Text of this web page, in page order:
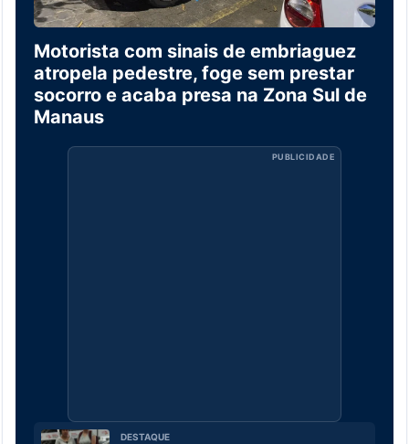
Motorista com sinais de embriaguez
atropela pedestre, foge sem prestar
socorro e acaba presa na Zona Sul de
Manaus
PUBLICIDADE
DESTAQUE